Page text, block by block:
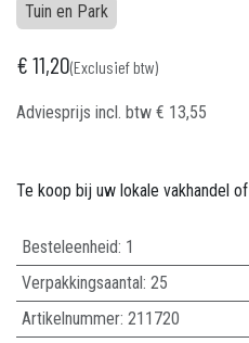
Tuin en Park
€11,20(Exclusief btw)
Adviesprijs incl. btw € 13,55
Te koop bij uw lokale vakhandel of
Besteleenheid: 1
Verpakkingsaantal: 25
Artikelnummer: 211720